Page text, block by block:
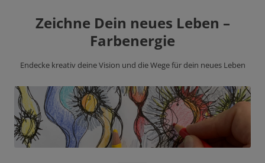
Zeichne Dein neues Leben –
Farbenergie
Endecke kreativ deine Vision und die Wege für dein neues Leben